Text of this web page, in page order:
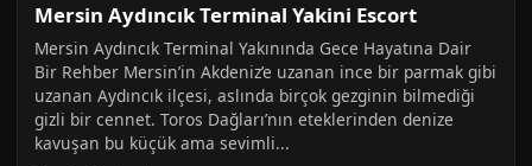
Mersin Aydıncık Terminal Yakini Escort
Mersin Aydıncık Terminal Yakınında Gece Hayatına Dair
Bir Rehber Mersin’in Akdeniz’e uzanan ince bir parmak gibi
uzanan Aydıncık ilçesi, aslında birçok gezginin bilmediği
gizli bir cennet. Toros Dağları’nın eteklerinden denize
kavuşan bu küçük ama sevimli...